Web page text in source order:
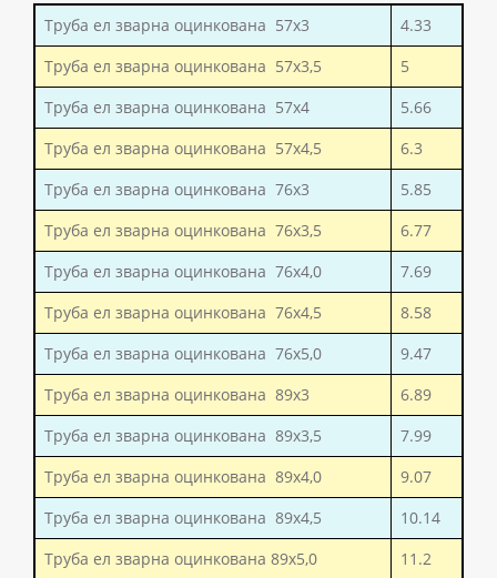
Труба ел зварна оцинкована 57x3
4.33
Труба ел зварна оцинкована 57x3,5
5
Труба ел зварна оцинкована 57x4
5.66
Труба ел зварна оцинкована 57x4,5
6.3
Труба ел зварна оцинкована 76x3
5.85
Труба ел зварна оцинкована 76x3,5
6.77
Труба ел зварна оцинкована 76x4,0
7.69
Труба ел зварна оцинкована 76x4,5
8.58
Труба ел зварна оцинкована 76x5,0
9.47
Труба ел зварна оцинкована 89x3
6.89
Труба ел зварна оцинкована 89x3,5
7.99
Труба ел зварна оцинкована 89x4,0
9.07
Труба ел зварна оцинкована 89x4,5
10.14
Труба ел зварна оцинкована 89x5,0
11.2